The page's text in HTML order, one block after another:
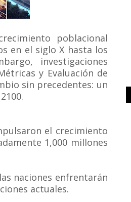
poblacional
en el siglo X hasta los
investigaciones
y Evaluación de
sin precedentes: un
el crecimiento
1,000 millones
naciones enfrentarán
actuales.